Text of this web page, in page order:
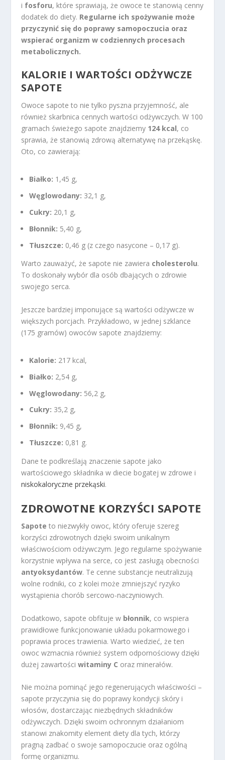
i fosforu, które sprawiają, że owoce te stanowią cenny
dodatek do diety. Regularne ich spożywanie może
przyczynić się do poprawy samopoczucia oraz
wspierać organizm w codziennych procesach
metabolicznych.
KALORIE I WARTOŚCI ODŻYWCZE
SAPOTE
Owoce sapote to nie tylko pyszna przyjemność, ale
również skarbnica cennych wartości odżywczych. W 100
gramach świeżego sapote znajdziemy 124 kcal, co
sprawia, że stanowią zdrową alternatywę na przekąskę.
Oto, co zawierają:
Białko: 1,45 g,
Węglowodany: 32,1 g,
Cukry: 20,1 g,
Błonnik: 5,40 g,
Tłuszcze: 0,46 g (z czego nasycone – 0,17 g).
Warto zauważyć, że sapote nie zawiera cholesterolu.
To doskonały wybór dla osób dbających o zdrowie
swojego serca.
Jeszcze bardziej imponujące są wartości odżywcze w
większych porcjach. Przykładowo, w jednej szklance
(175 gramów) owoców sapote znajdziemy:
Kalorie: 217 kcal,
Białko: 2,54 g,
Węglowodany: 56,2 g,
Cukry: 35,2 g,
Błonnik: 9,45 g,
Tłuszcze: 0,81 g.
Dane te podkreślają znaczenie sapote jako
wartościowego składnika w diecie bogatej w zdrowe i
niskokaloryczne przekąski.
ZDROWOTNE KORZYŚCI SAPOTE
Sapote to niezwykły owoc, który oferuje szereg
korzyści zdrowotnych dzięki swoim unikalnym
właściwościom odżywczym. Jego regularne spożywanie
korzystnie wpływa na serce, co jest zasługą obecności
antyoksydantów. Te cenne substancje neutralizują
wolne rodniki, co z kolei może zmniejszyć ryzyko
wystąpienia chorób sercowo-naczyniowych.
Dodatkowo, sapote obfituje w błonnik, co wspiera
prawidłowe funkcjonowanie układu pokarmowego i
poprawia proces trawienia. Warto wiedzieć, że ten
owoc wzmacnia również system odpornościowy dzięki
dużej zawartościwitaminy C oraz minerałów.
Nie można pominąć jego regenerujących właściwości –
sapote przyczynia się do poprawy kondycji skóry i
włosów, dostarczając niezbędnych składników
odżywczych. Dzięki swoim ochronnym działaniom
stanowi znakomity element diety dla tych, którzy
pragną zadbać o swoje samopoczucie oraz ogólną
formę organizmu.